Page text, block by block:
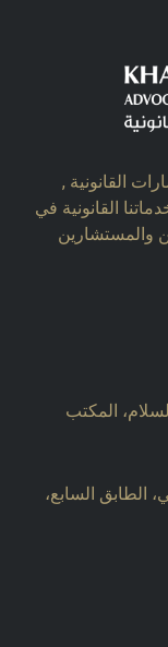
القانونية ,
القانونية في
والمستشارين
المكتب
الطابق السابع،